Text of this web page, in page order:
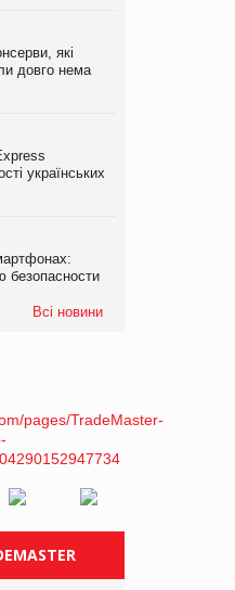
які
довго нема
українських
безопасности
Всі новини